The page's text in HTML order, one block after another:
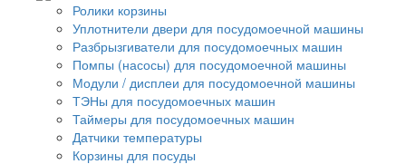
Ролики корзины
Уплотнители двери для посудомоечной машины
Разбрызгиватели для посудомоечных машин
Помпы (насосы) для посудомоечной машины
Модули / дисплеи для посудомоечной машины
ТЭНы для посудомоечных машин
Таймеры для посудомоечных машин
Датчики температуры
Корзины для посуды